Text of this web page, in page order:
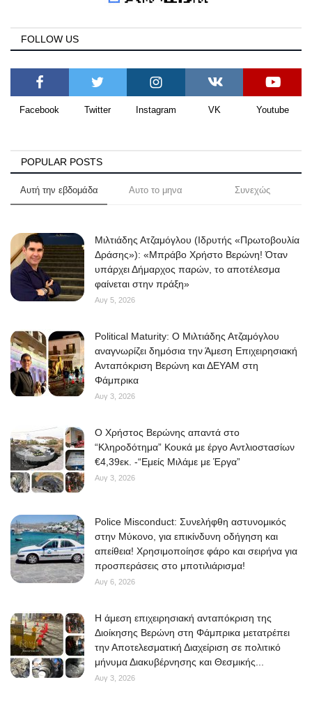
FOLLOW US
Facebook Twitter Instagram VK Youtube
POPULAR POSTS
Αυτή την εβδομάδα Αυτο το μηνα Συνεχώς
Μιλτιάδης Ατζαμόγλου (Ιδρυτής «Πρωτοβουλία
Δράσης»): «Μπράβο Χρήστο Βερώνη! Όταν
υπάρχει Δήμαρχος παρών, το αποτέλεσμα
φαίνεται στην πράξη»
Αυγ 5, 2026
Political Maturity: Ο Μιλτιάδης Ατζαμόγλου
αναγνωρίζει δημόσια την Άμεση Επιχειρησιακή
Ανταπόκριση Βερώνη και ΔΕΥΑΜ στη
Φάμπρικα
Αυγ 3, 2026
O Χρήστος Βερώνης απαντά στο
“Κληροδότημα” Κουκά με έργο Αντλιοστασίων
€4,39εκ. -“Εμείς Μιλάμε με Έργα”
Αυγ 3, 2026
Police Misconduct: Συνελήφθη αστυνομικός
στην Μύκονο, για επικίνδυνη οδήγηση και
απείθεια! Χρησιμοποίησε φάρο και σειρήνα για
προσπεράσεις στο μποτιλιάρισμα!
Αυγ 6, 2026
Η άμεση επιχειρησιακή ανταπόκριση της
Διοίκησης Βερώνη στη Φάμπρικα μετατρέπει
την Αποτελεσματική Διαχείριση σε πολιτικό
μήνυμα Διακυβέρνησης και Θεσμικής...
Αυγ 3, 2026